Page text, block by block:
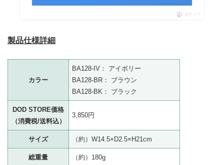
ポチップ
製品仕様詳細
カラー
BA128-IV： アイボリー
BA128-BR： ブラウン
BA128-BK： ブラック
DOD STORE価格
（消費税/送料込）
3,850円
サイズ （約）W14.5×D2.5×H21cm
総重量 （約）180g